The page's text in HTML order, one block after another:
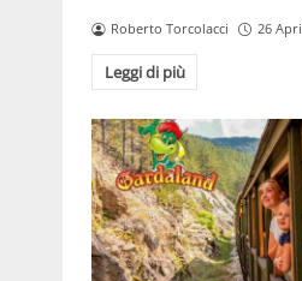
Roberto Torcolacci 26
Leggi di più